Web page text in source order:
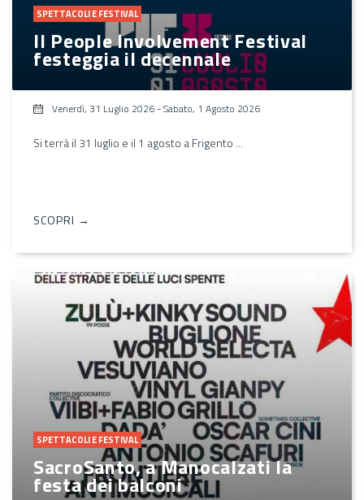
SPETTACOLI E FESTIVAL
Il People Involvement Festival
festeggia il decennale
Venerdì, 31 Luglio 2026 -Sabato, 1 Agosto 2026
Si terrà il 31 luglio e il 1 agosto a Frigento ...
SCOPRI →
SPETTACOLI E FESTIVAL
SacroSanto, a Manocalzati la
festa dei balconi